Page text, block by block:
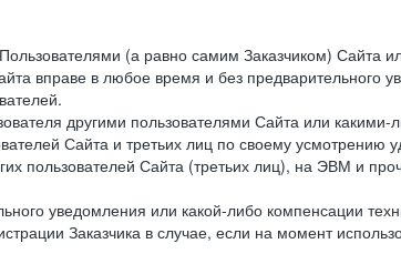
(а равно самим Заказчиком) Сайта
вправе в любое время и без предварительного
другими пользователями Сайта или
Сайта и третьих лиц по своему усмотрению
Сайта (третьих лиц), на ЭВМ и
уведомления или какой-либо компенсации
Заказчика в случае, если на момент